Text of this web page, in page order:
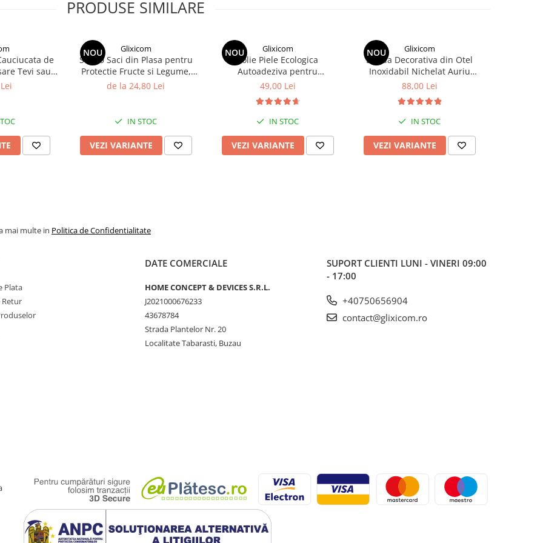
il puteti lua oriunde si
incluse in pachet
tot cu dumneavoastra!
sa va odihniti pur si
calitate ii ofera o
de 150 de kg, cat si
PRODUSE SIMILARE
de
Tevi sau
10 cm x 1,
NOU Glixicom
Set 20 Saci din Plasa pentru
Protectie Fructe si Legume,
Anti-Insecte, Anti-Pasari, Anti-
de la 24,80 Lei
IN STOC
VEZI VARIANTE
NOU Glixicom
Folie Piele Ecologica
Autoadeziva pentru
Reconditionare Mobilier sau
Glixicom®
49,00 Lei
IN STOC
VEZI VARIANTE
NOU Glixicom
Banda Decorativa din Otel
Inoxidabil Nichelat Auriu
Autoadeziva Glixicom pentru
5 m Latime 2 cm
88,00 Lei
IN STOC
VEZI VARIANTE
mai multe in Politica de Confidentialitate
Plata
Retur
DATE COMERCIALE
HOME CONCEPT & DEVICES S.R.L.
J2021000676233
43678784
Strada Plantelor Nr. 20
Localitate Tabarasti, Buzau
SUPORT CLIENTI LUNI - VINERI 09:00
- 17:00
+40750656904
contact@glixicom.ro